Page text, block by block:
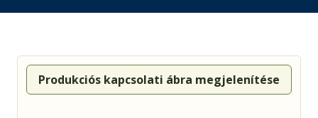
Produkciós kapcsolati ábra megjelenítése